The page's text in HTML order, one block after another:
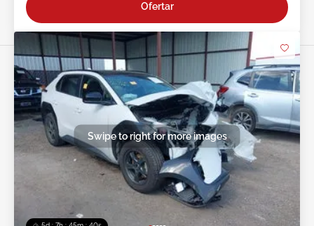
Ofertar
Swipe to right for more images